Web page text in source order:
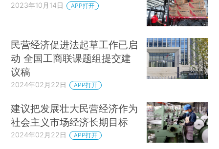
2023年10月14日 APP打开
民营经济促进法起草工作已启
动 全国工商联课题组提交建
议稿
2024年02月22日 APP打开
建议把发展壮大民营经济作为
社会主义市场经济长期目标
2024年02月22日 APP打开